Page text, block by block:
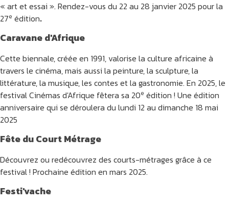
« art et essai ». Rendez-vous du 22 au 28 janvier 2025 pour la
27e édition.
Caravane d'Afrique
Cette biennale, créée en 1991, valorise la culture africaine à
travers le cinéma, mais aussi la peinture, la sculpture, la
littérature, la musique, les contes et la gastronomie. En 2025, le
festival Cinémas d'Afrique fêtera sa 20e édition ! Une édition
anniversaire qui se déroulera du lundi 12 au dimanche 18 mai
2025
Fête du Court Métrage
Découvrez ou redécouvrez des courts-métrages grâce à ce
festival ! Prochaine édition en mars 2025.
Festi'vache